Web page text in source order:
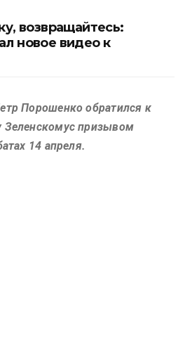
возвращайтесь:
новое видео к
Порошенко обратился к
Зеленскомус призывом
14 апреля.